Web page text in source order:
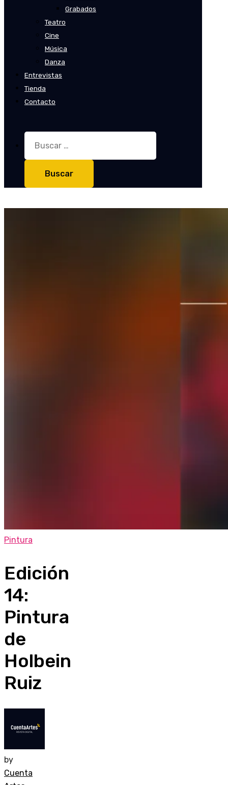
Grabados
Teatro
Cine
Música
Danza
Entrevistas
Tienda
Contacto
Buscar:
Pintura
Edición
14:
Pintura
de
Holbein
Ruiz
by
Cuenta